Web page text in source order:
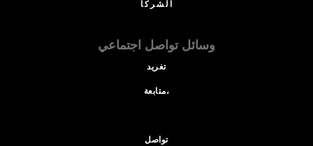
الشركا
وسائل تواصل اجتماعي
تغريد
متابعة،
تواصل